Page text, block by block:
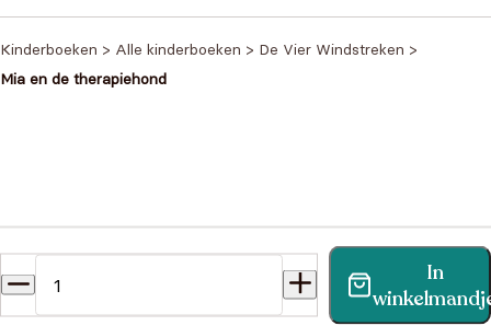
Kinderboeken > Alle kinderboeken > De Vier Windstreken >
Mia en de therapiehond
In
Vind binnen no-time antwoord op je vraag op onze
klantenservice pagina.